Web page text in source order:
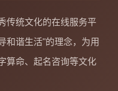
传统文化的在线服务平
和谐生活"的理念，为用
算命、起名咨询等文化